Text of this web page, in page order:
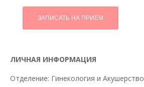
ЗАПИСАТЬ НА ПРИЕМ
ЛИЧНАЯ ИНФОРМАЦИЯ
Отделение: Гинекология и Акушерство